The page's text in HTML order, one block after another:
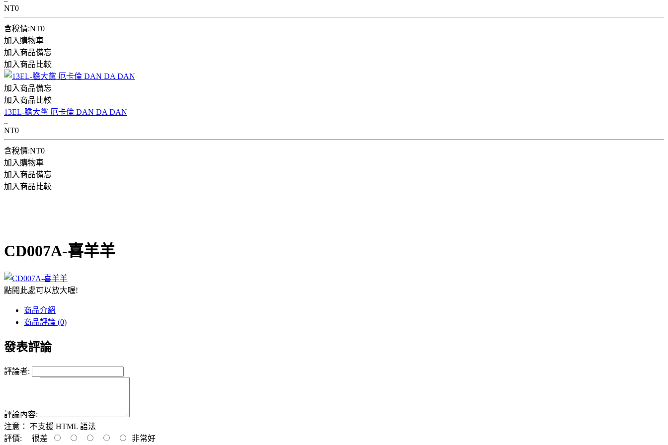
NT0
含稅價:NT0
加入購物車
加入商品備忘
加入商品比較
加入商品備忘
加入商品比較
13EL-膽大黨 厄卡倫 DAN DA DAN
..
NT0
含稅價:NT0
加入購物車
加入商品備忘
加入商品比較
CD007A-喜羊羊
點閱此處可以放大喔!
商品介紹
商品評論 (0)
發表評論
評論者:
評論內容:
注意：
不支援 HTML 語法
評價: 很差 非常好